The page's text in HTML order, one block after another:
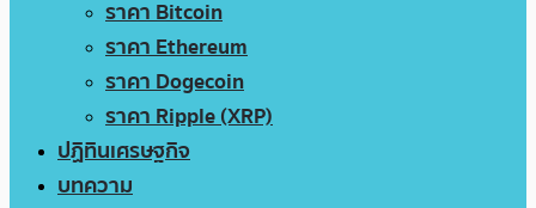
ราคา Bitcoin
ราคา Ethereum
ราคา Dogecoin
ราคา Ripple (XRP)
ปฏิทินเศรษฐกิจ
บทความ